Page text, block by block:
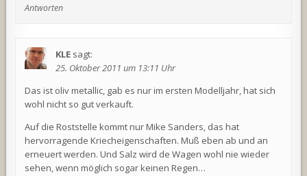
Antworten
KLE sagt:
25. Oktober 2011 um 13:11 Uhr
Das ist oliv metallic, gab es nur im ersten Modelljahr, hat sich
wohl nicht so gut verkauft.
Auf die Roststelle kommt nur Mike Sanders, das hat
hervorragende Kriecheigenschaften. Muß eben ab und an
erneuert werden. Und Salz wird de Wagen wohl nie wieder
sehen, wenn möglich sogar keinen Regen…